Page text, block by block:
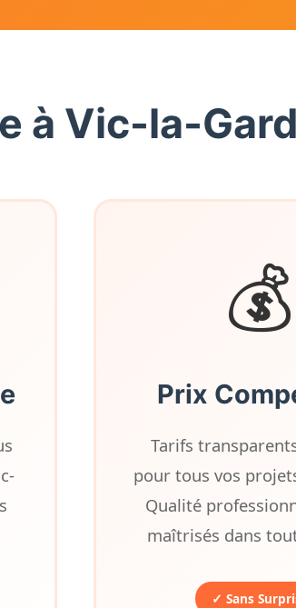
à Vic-la-
💰
Prix
Tarifs
pour tous vos
Qualité
maîtrisés dans
✓ Sans